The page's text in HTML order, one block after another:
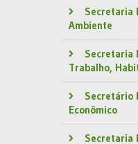
Secretaria
Ambiente
Secretaria
Trabalho,
Secretário
Econômico
Secretaria